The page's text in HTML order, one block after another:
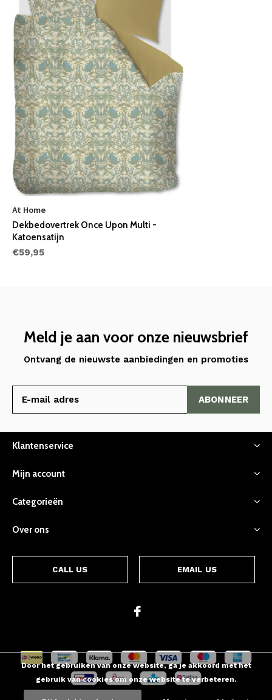
At Home
Dekbedovertrek Once Upon Multi -
Katoensatijn
€59,95
Meld je aan voor onze nieuwsbrief
Ontvang de nieuwste aanbiedingen en promoties
ABONNEER
Klantenservice
Mijn account
Categorieën
Over ons
CALL US EMAIL US
Door het gebruiken van onze website, ga je akkoord met het
gebruik van cookies om onze website te verbeteren.